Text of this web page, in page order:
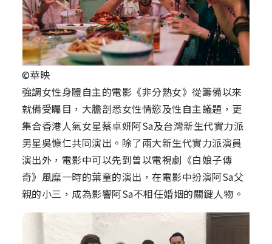
©華映
強調女性身體自主的電影《非分熟女》從籌備以來
就備受矚目，大膽剖悉女性情慾及性自主議題，更
集合香港人氣女星蔡卓妍阿Sa及台灣新生代實力派
男星吳慷仁共同演出。除了兩大新生代實力派演員
演出外，電影中可以先到曾以電視劇《白娘子傳
奇》風糜一時的葉童的演出，在電影中扮演阿Sa父
親的小三，成為影響阿Sa不相任婚姻的關鍵人物。